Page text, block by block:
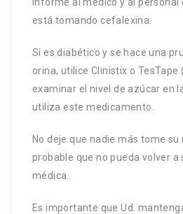
está tomando cefalexina.
Si es diabético y se hace una
orina, utilice Clinistix o TesTape
examinar el nivel de azúcar en
utiliza este medicamento.
No deje que nadie más tome
probable que no pueda volver a
médica.
Es importante que Ud.